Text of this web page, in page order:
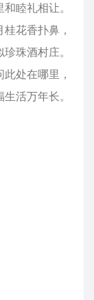
睦礼相让。
花香扑鼻，
珠酒村庄。
处在哪里，
活万年长。